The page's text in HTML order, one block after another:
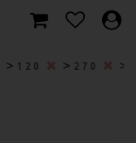
> 120 > 270 >